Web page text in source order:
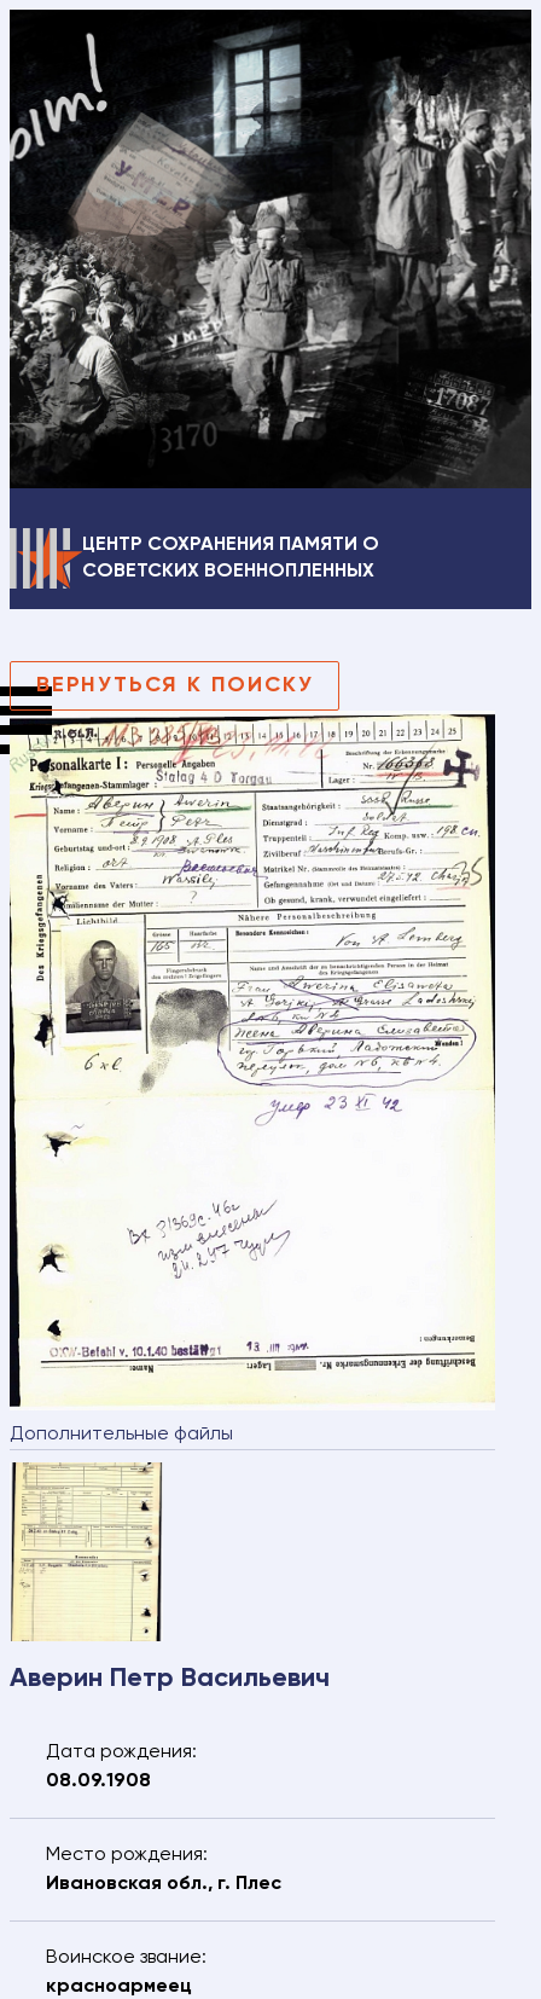
ЦЕНТР СОХРАНЕНИЯ ПАМЯТИ О
СОВЕТСКИХ ВОЕННОПЛЕННЫХ
ВЕРНУТЬСЯ К ПОИСКУ
Дополнительные файлы
Аверин Петр Васильевич
Дата рождения:
08.09.1908
Место рождения:
Ивановская обл., г. Плес
Воинское звание:
красноармеец
Свяжитесь с нами – мы
поможем найти:
Ваше имя
Ваш номер
Ваш город
ФИО разыскиваемого
Дата рождения разыскиваемого